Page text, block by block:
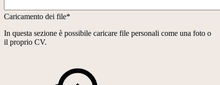
Caricamento dei file*
In questa sezione è possibile caricare file personali come una foto o
il proprio CV.